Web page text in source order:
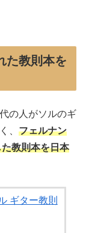
た教則本を
の人がソルのギ
、 フェルナン
教則本を日本
ギター教則